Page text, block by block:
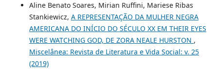
Aline Benato Soares, Mirian Ruffini, Mariese Ribas
Stankiewicz, A REPRESENTAÇÃO DA MULHER NEGRA
AMERICANA DO INÍCIO DO SÉCULO XX EM THEIR EYES
WERE WATCHING GOD, DE ZORA NEALE HURSTON ,
Miscelânea: Revista de Literatura e Vida Social: v. 25
(2019)